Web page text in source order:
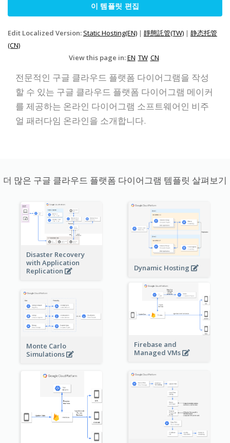
이 템플릿 편집
Edit Localized Version: Static Hosting(EN) | 靜態託管(TW) | 静态托管
(CN)
View this page in:EN TW CN
전문적인 구글 클라우드 플랫폼 다이어그램을 작성
할 수 있는 구글 클라우드 플랫폼 다이어그램 메이커
를 제공하는 온라인 다이어그램 소프트웨어인 비주
얼 패러다임 온라인을 소개합니다.
더 많은 구글 클라우드 플랫폼 다이어그램 템플릿 살펴보기
Disaster Recovery
with Application
Replication
Dynamic Hosting
Firebase and
Managed VMs
Monte Carlo
Simulations